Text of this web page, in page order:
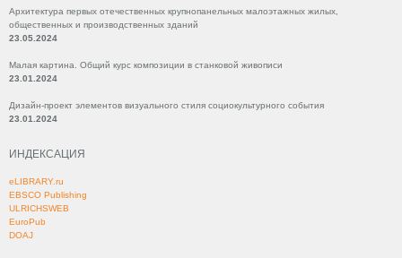
Архитектура первых отечественных крупнопанельных малоэтажных жилых,
общественных и производственных зданий
23.05.2024
Малая картина. Общий курс композиции в станковой живописи
23.01.2024
Дизайн-проект элементов визуального стиля социокультурного события
23.01.2024
ИНДЕКСАЦИЯ
eLIBRARY.ru
EBSCO Publishing
ULRICHSWEB
EuroPub
DOAJ